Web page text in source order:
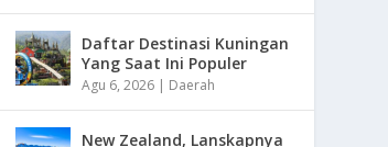
Daftar Destinasi Kuningan
Yang Saat Ini Populer
Agu 6, 2026 | Daerah
New Zealand, Lanskapnya